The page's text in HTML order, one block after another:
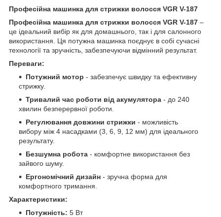
Професійна машинка для стрижки волосся VGR V-187
Професійна машинка для стрижки волосся VGR V-187 –
це ідеальний вибір як для домашнього, так і для салонного
використання. Ця потужна машинка поєднує в собі сучасні
технології та зручність, забезпечуючи відмінний результат.
Переваги:
Потужний мотор - забезпечує швидку та ефективну
стрижку.
Тривалий час роботи від акумулятора - до 240
хвилин безперервної роботи.
Регулювання довжини стрижки - можливість
вибору між 4 насадками (3, 6, 9, 12 мм) для ідеального
результату.
Безшумна робота - комфортне використання без
зайвого шуму.
Ергономічний дизайн - зручна форма для
комфортного тримання.
Характеристики:
Потужність: 5 Вт